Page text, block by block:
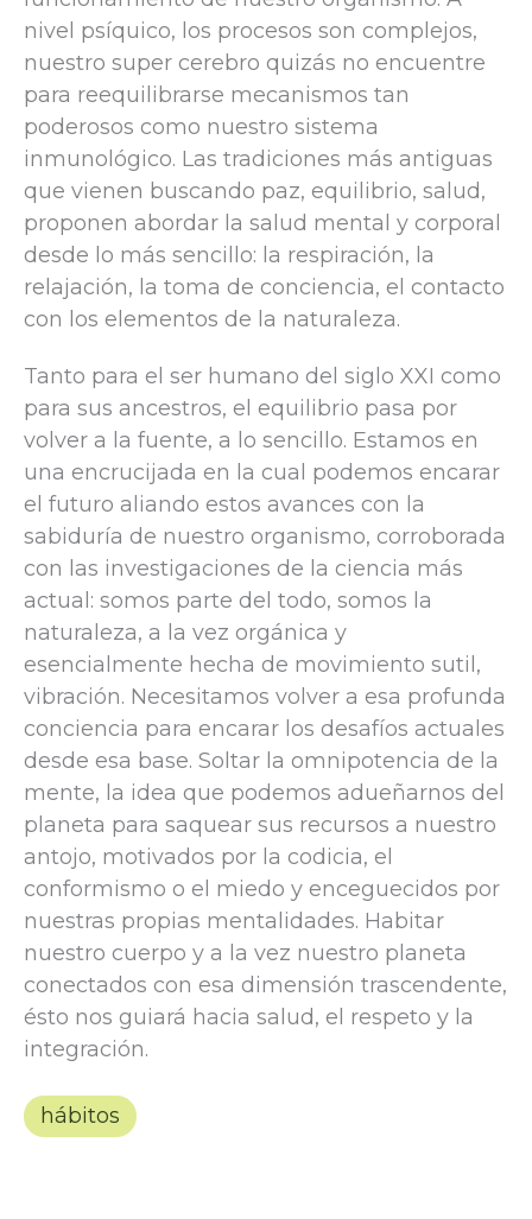
nivel psíquico, los procesos son complejos,
nuestro super cerebro quizás no encuentre
para reequilibrarse mecanismos tan
poderosos como nuestro sistema
inmunológico. Las tradiciones más antiguas
que vienen buscando paz, equilibrio, salud,
proponen abordar la salud mental y corporal
desde lo más sencillo: la respiración, la
relajación, la toma de conciencia, el contacto
con los elementos de la naturaleza.
Tanto para el ser humano del siglo XXI como
para sus ancestros, el equilibrio pasa por
volver a la fuente, a lo sencillo. Estamos en
una encrucijada en la cual podemos encarar
el futuro aliando estos avances con la
sabiduría de nuestro organismo, corroborada
con las investigaciones de la ciencia más
actual: somos parte del todo, somos la
naturaleza, a la vez orgánica y
esencialmente hecha de movimiento sutil,
vibración. Necesitamos volver a esa profunda
conciencia para encarar los desafíos actuales
desde esa base. Soltar la omnipotencia de la
mente, la idea que podemos adueñarnos del
planeta para saquear sus recursos a nuestro
antojo, motivados por la codicia, el
conformismo o el miedo y enceguecidos por
nuestras propias mentalidades. Habitar
nuestro cuerpo y a la vez nuestro planeta
conectados con esa dimensión trascendente,
ésto nos guiará hacia salud, el respeto y la
integración.
hábitos